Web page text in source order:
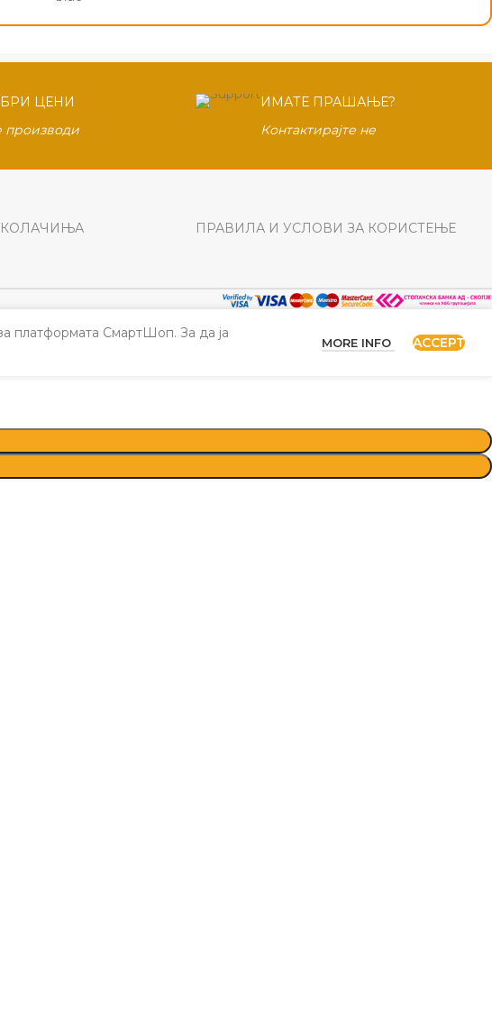
ЦЕНИ
производи
ИМАТЕ ПРАШАЊЕ?
Контактирајте не
КОЛАЧИЊА ПРАВИЛА И УСЛОВИ ЗА КОРИСТЕЊЕ
платформата СмартШоп. За да ја
MORE INFO ACCEPT